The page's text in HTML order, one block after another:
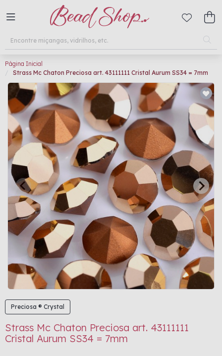
Página Inicial
Strass Mc Chaton Preciosa art. 43111111 Cristal Aurum SS34 = 7mm
Preciosa ® Crystal
Strass Mc Chaton Preciosa art. 43111111
Cristal Aurum SS34 = 7mm